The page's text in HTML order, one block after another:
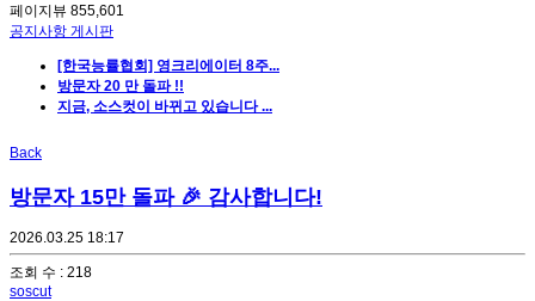
페이지뷰 855,601
공지사항 게시판
[한국능률협회] 영크리에이터 8주...
방문자 20 만 돌파 !!
지금, 소스컷이 바뀌고 있습니다 ...
Back
방문자 15만 돌파 🎉 감사합니다!
2026.03.25 18:17
조회 수 : 218
soscut